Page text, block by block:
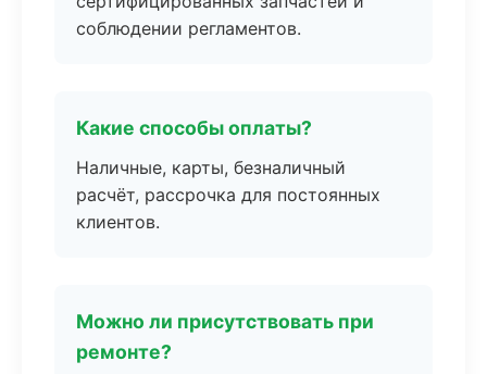
соблюдении регламентов.
Какие способы оплаты?
Наличные, карты, безналичный
расчёт, рассрочка для постоянных
клиентов.
Можно ли присутствовать при
ремонте?